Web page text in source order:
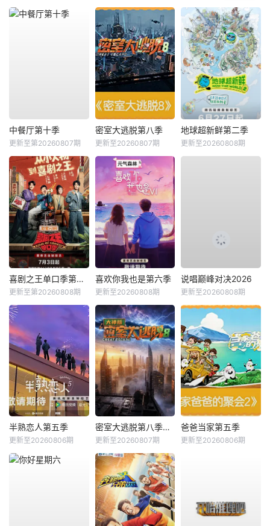
中餐厅第十季
更新至第20260807期
密室大逃脱第八季
更新至20260807期
地球超新鲜第二季
更新至20260808期
喜剧之王单口季第三季
更新至第20260808期
喜欢你我也是第六季
更新至20260808期
说唱巅峰对决2026
更新至20260808期
半熟恋人第五季
更新至20260806期
密室大逃脱第八季大神版
更新至20260807期
爸爸当家第五季
更新至20260806期